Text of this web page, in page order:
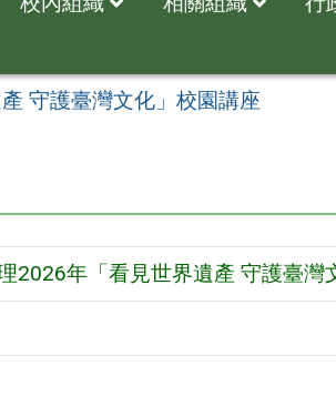
守護臺灣文化」校園講座
2026年「看見世界遺產 守護臺灣